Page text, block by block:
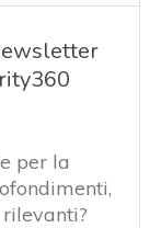
per la